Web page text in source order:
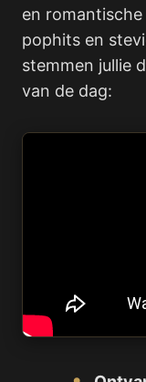
en
pophits en
stemmen jullie
van de dag: